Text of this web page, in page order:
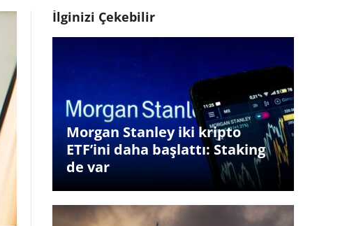
İlginizi Çekebilir
Morgan Stanley iki kripto
ETF’ini daha başlattı: Staking
de var